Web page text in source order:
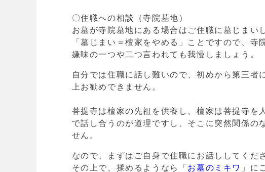
〇住職への相談（寺院墓地）
お墓が寺院墓地にある場合はご住職に墓じまい
「墓じまい＝檀家をやめる 」ことですので、 寺
嫌味の一つや二つ言われても我慢しましょう。
自分では住職に話し難いので、初めから第三者
上お勧めできません。
菩提寺は檀家の先祖を供養し、檀家は菩提寺を
で話し合うのが道理ですし、 そこに突然関係の
せん。
なので、まずはご自身で住職にお話ししてくだ
その上で、揉めるようなら「 お墓のミキワ 」 に